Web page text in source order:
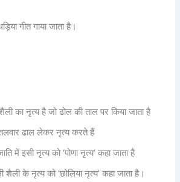
गीत गाया जाता है।
का नृत्य है जो ढोल की ताल पर किया जाता है
ढाल लेकर नृत्य करते हैं
में इसी नृत्य को ‘पोणा नृत्य’ कहा जाता है
के नृत्य को ‘छोलिया नृत्य’ कहा जाता है।